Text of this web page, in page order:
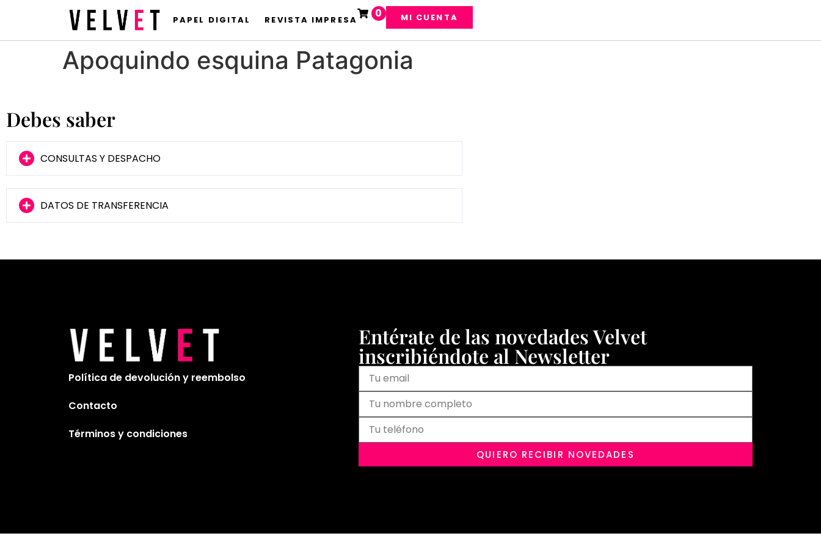
PAPEL DIGITAL REVISTA IMPRESA 0 MI CUENTA
Apoquindo esquina Patagonia
Debes saber
CONSULTAS Y DESPACHO
DATOS DE TRANSFERENCIA
Política de devolución y reembolso
Contacto
Términos y condiciones
Entérate de las novedades Velvet
inscribiéndote al Newsletter
QUIERO RECIBIR NOVEDADES